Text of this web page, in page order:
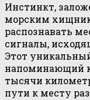
Инстинкт,
морским
распознавать
сигналы,
Этот
напоминающий
тысячи
пути к месту